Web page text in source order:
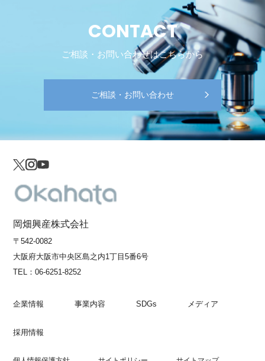
CONTACT
ご相談・お問い合わせはこちらから
ご相談・お問い合わせ
岡畑興産株式会社
〒542-0082
大阪府大阪市中央区島之内1丁目5番6号
TEL：06-6251-8252
企業情報 事業内容 SDGs メディア
採用情報